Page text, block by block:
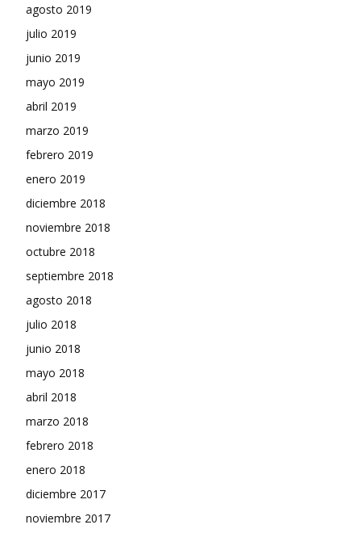
agosto 2019
julio 2019
junio 2019
mayo 2019
abril 2019
marzo 2019
febrero 2019
enero 2019
diciembre 2018
noviembre 2018
octubre 2018
septiembre 2018
agosto 2018
julio 2018
junio 2018
mayo 2018
abril 2018
marzo 2018
febrero 2018
enero 2018
diciembre 2017
noviembre 2017